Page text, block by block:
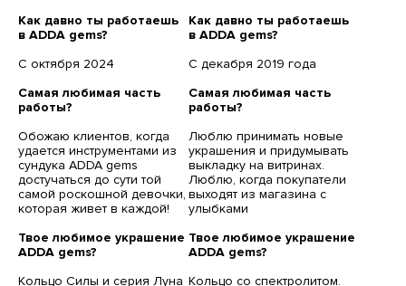
Как давно ты работаешь
в ADDA gems?
С октября 2024
Самая любимая часть
работы?
Обожаю клиентов, когда
удается инструментами из
сундука ADDA gems
достучаться до сути той
самой роскошной девочки,
которая живет в каждой!
Твое любимое украшение
ADDA gems?
Кольцо Силы и серия Луна
Как давно ты работаешь
в ADDA gems?
С декабря 2019 года
Самая любимая часть
работы?
Люблю принимать новые
украшения и придумывать
выкладку на витринах.
Люблю, когда покупатели
выходят из магазина с
улыбками
Твое любимое украшение
ADDA gems?
Кольцо со спектролитом.